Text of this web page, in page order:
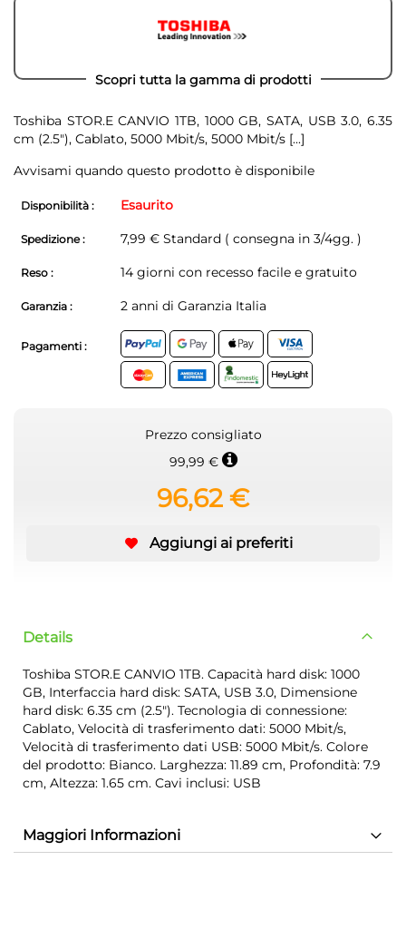
Scopri tutta la gamma di prodotti
Toshiba STOR.E CANVIO 1TB, 1000 GB, SATA, USB 3.0, 6.35
cm (2.5"), Cablato, 5000 Mbit/s, 5000 Mbit/s [...]
Avvisami quando questo prodotto è disponibile
Disponibilità : Esaurito
Spedizione : 7,99 € Standard ( consegna in 3/4gg. )
Reso : 14 giorni con recesso facile e gratuito
Garanzia : 2 anni di Garanzia Italia
Pagamenti :
Prezzo consigliato
99,99 €
96,62 €
Aggiungi ai preferiti
Details
Toshiba STOR.E CANVIO 1TB. Capacità hard disk: 1000
GB, Interfaccia hard disk: SATA, USB 3.0, Dimensione
hard disk: 6.35 cm (2.5"). Tecnologia di connessione:
Cablato, Velocità di trasferimento dati: 5000 Mbit/s,
Velocità di trasferimento dati USB: 5000 Mbit/s. Colore
del prodotto: Bianco. Larghezza: 11.89 cm, Profondità: 7.9
cm, Altezza: 1.65 cm. Cavi inclusi: USB
Maggiori Informazioni